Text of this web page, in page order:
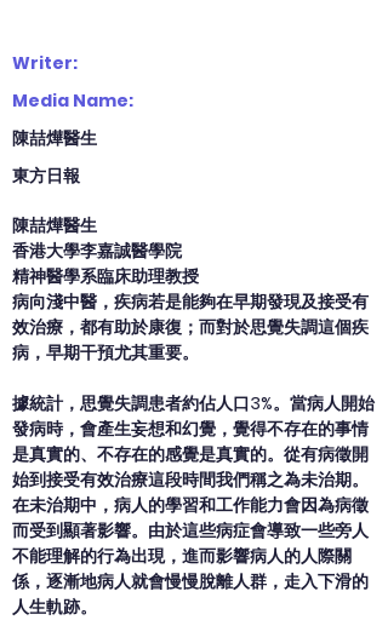
Writer:
Media Name:
陳喆燁醫生
東方日報
陳喆燁醫生
香港大學李嘉誠醫學院
精神醫學系臨床助理教授
病向淺中醫，疾病若是能夠在早期發現及接受有
效治療，都有助於康復；而對於思覺失調這個疾
病，早期干預尤其重要。
據統計，思覺失調患者約佔人口3%。當病人開始
發病時，會產生妄想和幻覺，覺得不存在的事情
是真實的、不存在的感覺是真實的。從有病徵開
始到接受有效治療這段時間我們稱之為未治期。
在未治期中，病人的學習和工作能力會因為病徵
而受到顯著影響。由於這些病症會導致一些旁人
不能理解的行為出現，進而影響病人的人際關
係，逐漸地病人就會慢慢脫離人群，走入下滑的
人生軌跡。